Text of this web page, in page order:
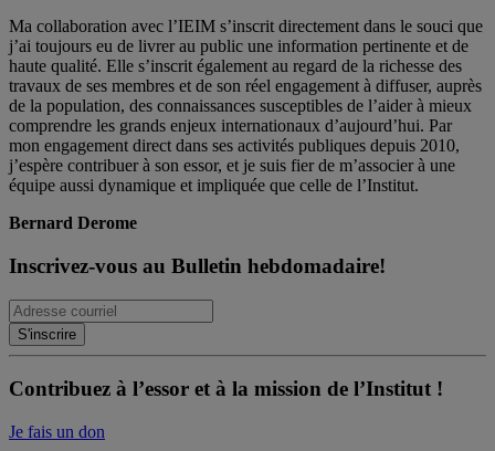
Ma collaboration avec l’IEIM s’inscrit directement dans le souci que
j’ai toujours eu de livrer au public une information pertinente et de
haute qualité. Elle s’inscrit également au regard de la richesse des
travaux de ses membres et de son réel engagement à diffuser, auprès
de la population, des connaissances susceptibles de l’aider à mieux
comprendre les grands enjeux internationaux d’aujourd’hui. Par
mon engagement direct dans ses activités publiques depuis 2010,
j’espère contribuer à son essor, et je suis fier de m’associer à une
équipe aussi dynamique et impliquée que celle de l’Institut.
Bernard Derome
Inscrivez-vous au Bulletin hebdomadaire!
Contribuez à l’essor et à la mission de l’Institut !
Je fais un don